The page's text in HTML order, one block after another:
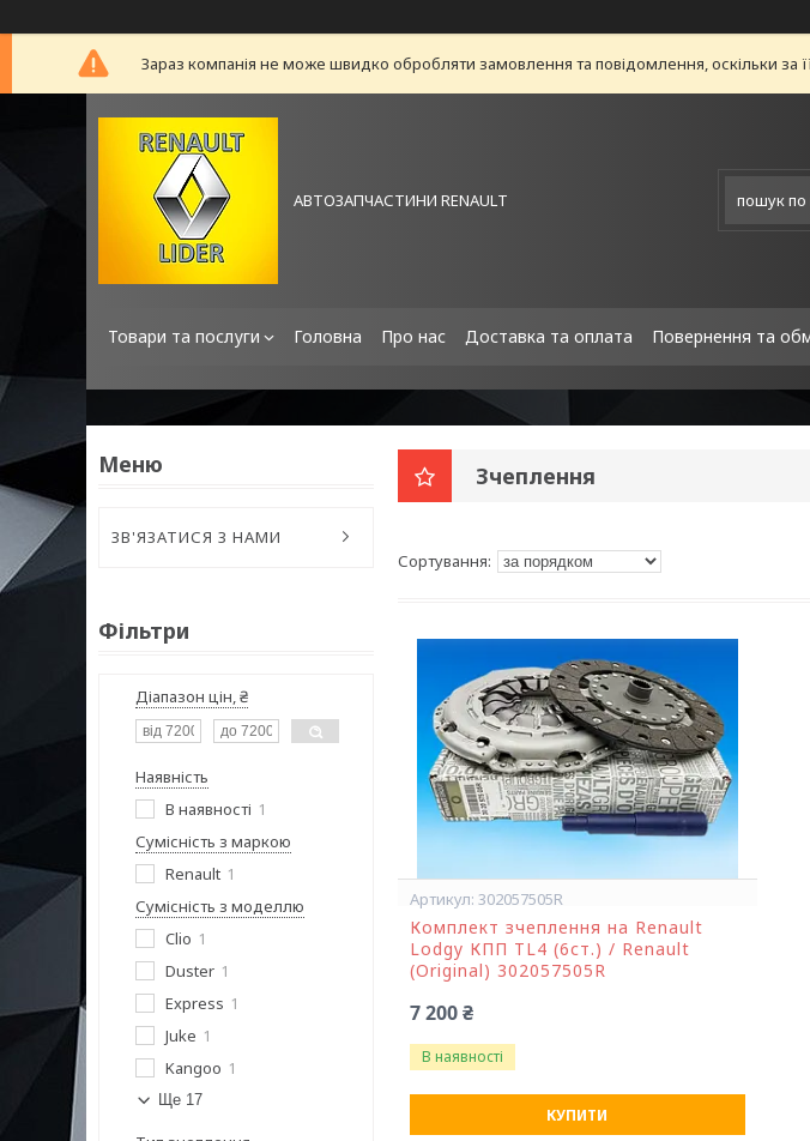
Зараз компанія не може швидко обробляти замовлення та повідомлення, оскільки
АВТОЗАПЧАСТИНИ RENAULT
Товари та послуги Головна Про нас Доставка та оплата Повернення та
ЗВ'ЯЗАТИСЯ З НАМИ
Фільтри
Діапазон цін, ₴
Наявність
В наявності 1
Сумісність з маркою
Renault 1
Сумісність з моделлю
Clio 1
Duster 1
Express 1
Juke 1
Kangoo 1
Ще 17
Зчеплення
302057505R
Комплект зчеплення на Renault
Lodgy КПП TL4 (6ст.) / Renault
(Original) 302057505R
7 200 ₴
В наявності
КУПИТИ